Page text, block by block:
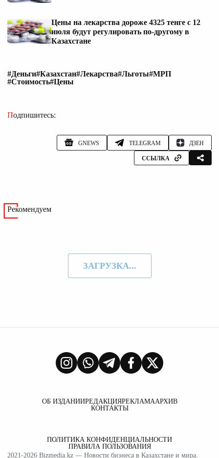
Цены на лекарства дороже 4325 тенге с 12
июля будут регулировать по-другому в
Казахстане
#Деньги#Казахстан#Лекарства#Льготы#МРП
#Стоимость#Цены
Подпишитесь:
GNEWS TELEGRAM ДЗЕН
ССЫЛКА
Рекомендуем
ЗАГРУЗКА...
ОБ ИЗДАНИИРЕДАКЦИЯРЕКЛАМААРХИВ
КОНТАКТЫ
ПОЛИТИКА КОНФИДЕНЦИАЛЬНОСТИ
ПРАВИЛА ПОЛЬЗОВАНИЯ
2021-2026 Bizmedia.kz — Новости бизнеса в Казахстане и мира.